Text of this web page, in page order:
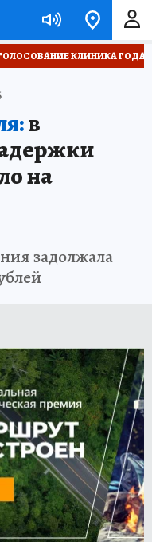
КЛИНИКА ГОДА
в
на
задолжала